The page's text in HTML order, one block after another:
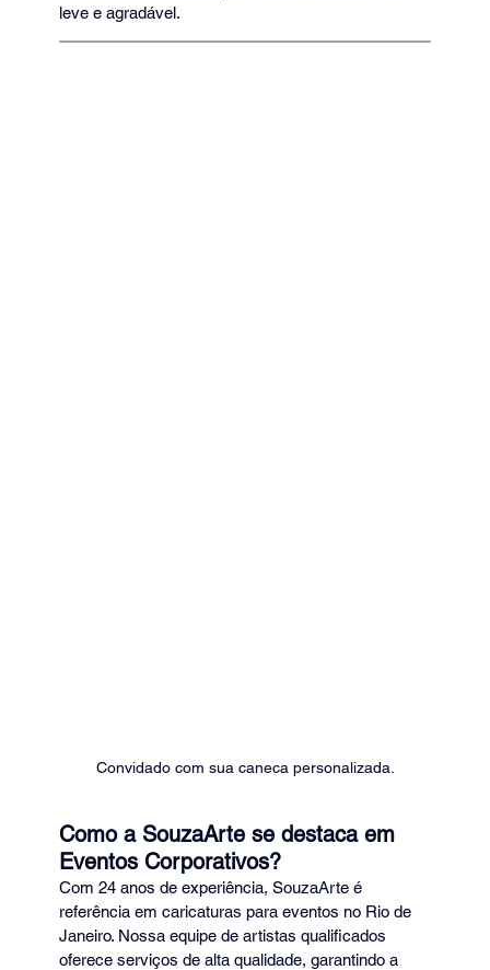
leve e agradável.
Convidado com sua caneca personalizada.
Como a SouzaArte se destaca em
Eventos Corporativos?
Com 24 anos de experiência, SouzaArte é
referência em caricaturas para eventos no Rio de
Janeiro. Nossa equipe de artistas qualificados
oferece serviços de alta qualidade, garantindo a